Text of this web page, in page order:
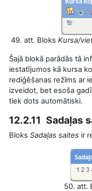
49. att. Bloks Kursa/
Šajā blokā parādās tā
iestatījumos kā kursa
rediģēšanas režīms ar
izveidot, bet esoša
tiek dots automātiski.
12.2.11 Sadaļas
Bloks Sadaļas saites ir
50. att.